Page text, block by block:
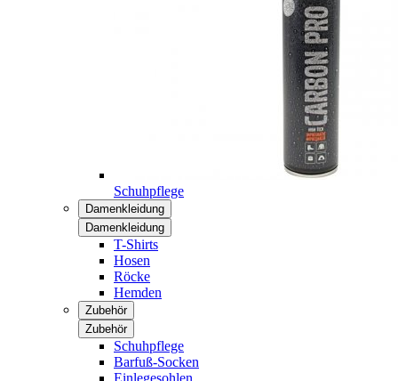
Schuhpflege
Damenkleidung
Damenkleidung
T-Shirts
Hosen
Röcke
Hemden
Zubehör
Zubehör
Schuhpflege
Barfuß-Socken
Einlegesohlen